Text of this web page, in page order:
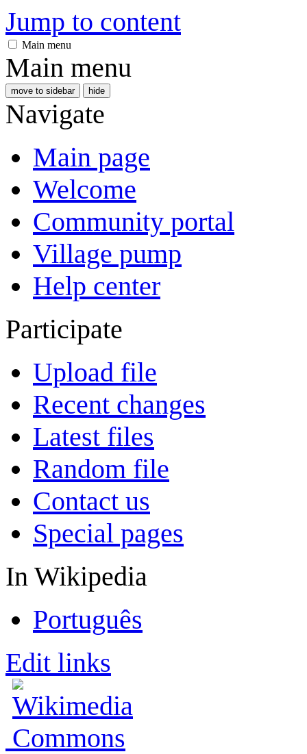
Jump to content
Main menu
Main menu
move to sidebar hide
Navigate
Main page
Welcome
Community portal
Village pump
Help center
Participate
Upload file
Recent changes
Latest files
Random file
Contact us
Special pages
In Wikipedia
Português
Edit links